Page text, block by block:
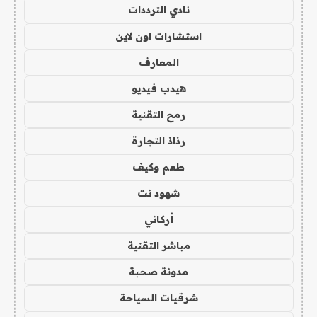
نادي الترددات
استشارات اون لاين
المعارف
هيدب فيديو
رمح التقنية
رذاذ التجارة
طعم وكيف
شهود نت
أركاني
مباشر التقنية
مدونة صحبة
شرقيات السياحة